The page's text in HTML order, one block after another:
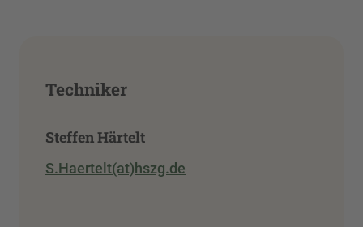
Techniker
Steffen Härtelt
S.Haertelt(at)hszg.de